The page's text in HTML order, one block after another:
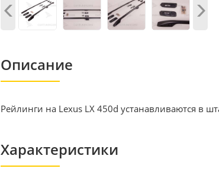
Описание
Рейлинги на Lexus LX 450d устанавливаются в
Характеристики